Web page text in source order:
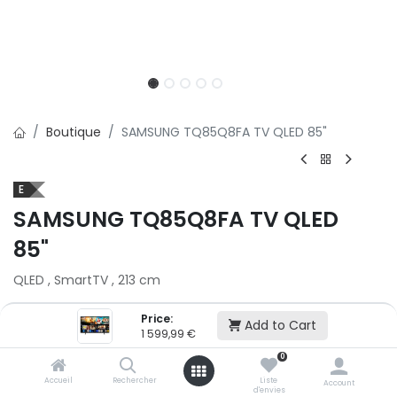
Price:
1 599,99 € Add to Cart
Accueil Rechercher
0
Liste
d'envies
Account
Boutique SAMSUNG TQ85Q8FA TV QLED 85"
E
SAMSUNG TQ85Q8FA TV QLED
85"
QLED , SmartTV , 213 cm
1 599,99€
Ajouter au panier